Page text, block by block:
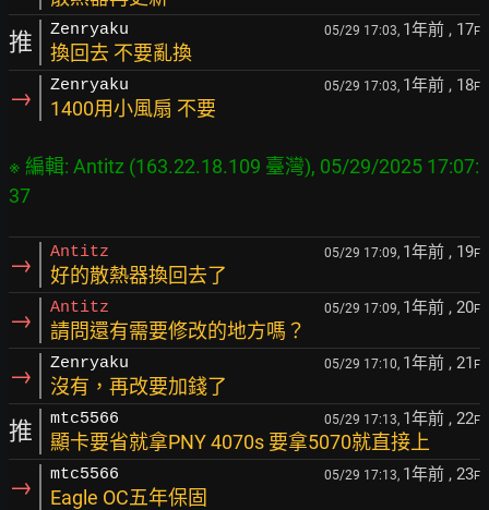
推 Zenryaku 05/29 17:03, 1年前 , 17F
換回去 不要亂換
→ Zenryaku 05/29 17:03, 1年前 , 18F
1400用小風扇 不要
※ 編輯: Antitz (163.22.18.109 臺灣), 05/29/2025 17:07:
37
→ Antitz 05/29 17:09, 1年前 , 19F
好的散熱器換回去了
→ Antitz 05/29 17:09, 1年前 , 20F
請問還有需要修改的地方嗎？
→ Zenryaku 05/29 17:10, 1年前 , 21 F
沒有，再改要加錢了
推 mtc5566 05/29 17:13, 1年前 , 22F
顯卡要省就拿PNY 4070s 要拿5070就直接上
→ mtc5566 05/29 17:13, 1年前 , 23F
Eagle OC五年保固